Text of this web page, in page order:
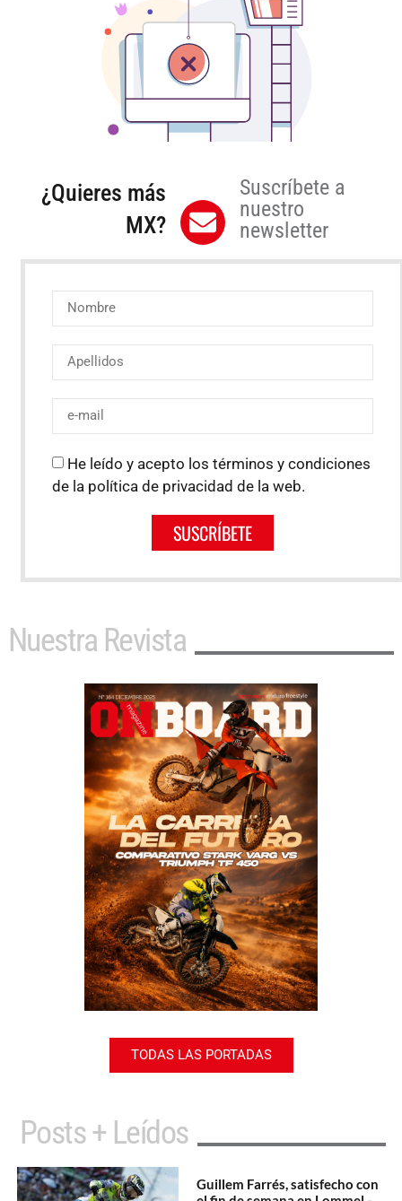
¿Quieres más
MX?
Suscríbete a
nuestro
newsletter
He leído y acepto los términos y condiciones
de la política de privacidad de la web.
SUSCRÍBETE
Nuestra Revista
TODAS LAS PORTADAS
Posts + Leídos
Guillem Farrés, satisfecho con